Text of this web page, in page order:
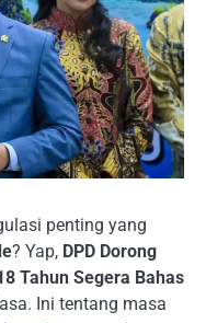
penting yang
? Yap, DPD Dorong
Tahun Segera Bahas
Ini tentang masa